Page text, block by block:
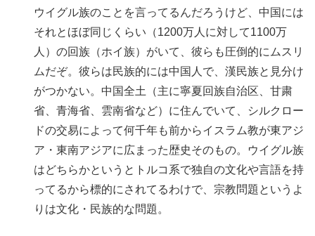
ウイグル族のことを言ってるんだろうけど、中国には
それとほぼ同じくらい（1200万人に対して1100万
人）の回族（ホイ族）がいて、彼らも圧倒的にムスリ
ムだぞ。彼らは民族的には中国人で、漢民族と見分け
がつかない。中国全土（主に寧夏回族自治区、甘粛
省、青海省、雲南省など）に住んでいて、シルクロー
ドの交易によって何千年も前からイスラム教が東アジ
ア・東南アジアに広まった歴史そのもの。ウイグル族
はどちらかというとトルコ系で独自の文化や言語を持
ってるから標的にされてるわけで、宗教問題というよ
りは文化・民族的な問題。